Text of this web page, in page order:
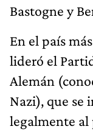
Bastogne y
En el país
lideró el
Alemán
Nazi), que se
legalmente al